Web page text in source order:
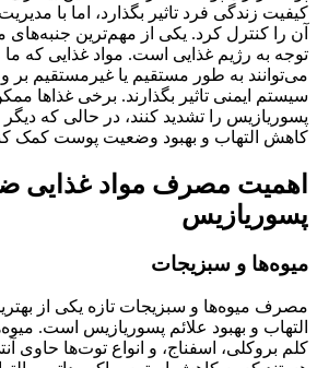
کیفیت زندگی فرد تاثیر بگذارد، اما با
آن را کنترل کرد. یکی از مهم‌ترین
توجه به رژیم غذایی است. مواد غذایی که
می‌توانند به طور مستقیم یا غیرمستقیم
سیستم ایمنی تاثیر بگذارند. برخی غذاها
پسوریازیس را تشدید کنند، در حالی که دیگر
کاهش التهاب و بهبود وضعیت پوست کمک
اهمیت مصرف مواد غذایی
پسوریازیس
میوه‌ها و سبزیجات
مصرف میوه‌ها و سبزیجات تازه یکی از
التهاب و بهبود علائم پسوریازیس است.
کلم بروکلی، اسفناج، و انواع توت‌ها حاوی